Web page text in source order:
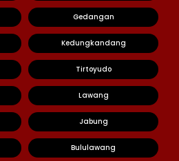
Gedangan
Kedungkandang
Tirtoyudo
Lawang
Jabung
Bululawang